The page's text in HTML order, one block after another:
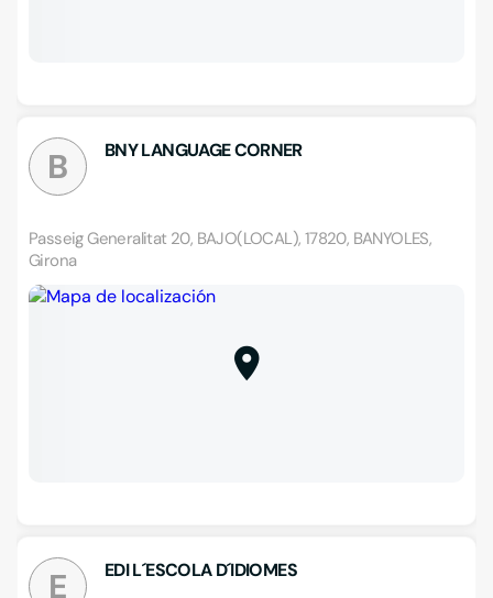
B BNY LANGUAGE CORNER
Passeig Generalitat 20, BAJO(LOCAL), 17820, BANYOLES,
Girona
E EDI L´ESCOLA D´IDIOMES